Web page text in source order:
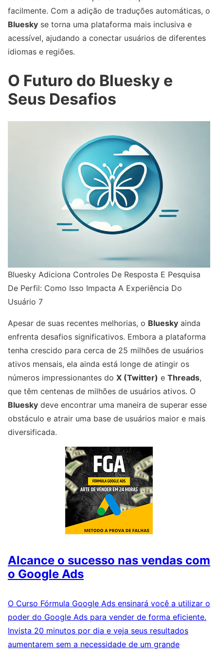
facilmente. Com a adição de traduções automáticas, o
Bluesky se torna uma plataforma mais inclusiva e
acessível, ajudando a conectar usuários de diferentes
idiomas e regiões.
O Futuro do Bluesky e
Seus Desafios
Bluesky Adiciona Controles De Resposta E Pesquisa
De Perfil: Como Isso Impacta A Experiência Do
Usuário 7
Apesar de suas recentes melhorias, o Bluesky ainda
enfrenta desafios significativos. Embora a plataforma
tenha crescido para cerca de 25 milhões de usuários
ativos mensais, ela ainda está longe de atingir os
números impressionantes do X (Twitter) e Threads,
que têm centenas de milhões de usuários ativos. O
Bluesky deve encontrar uma maneira de superar esse
obstáculo e atrair uma base de usuários maior e mais
diversificada.
Alcance o sucesso nas vendas com
o Google Ads
O Curso Fórmula Google Ads ensinará você a utilizar o
poder do Google Ads para vender de forma eficiente.
Invista 20 minutos por dia e veja seus resultados
aumentarem sem a necessidade de um grande